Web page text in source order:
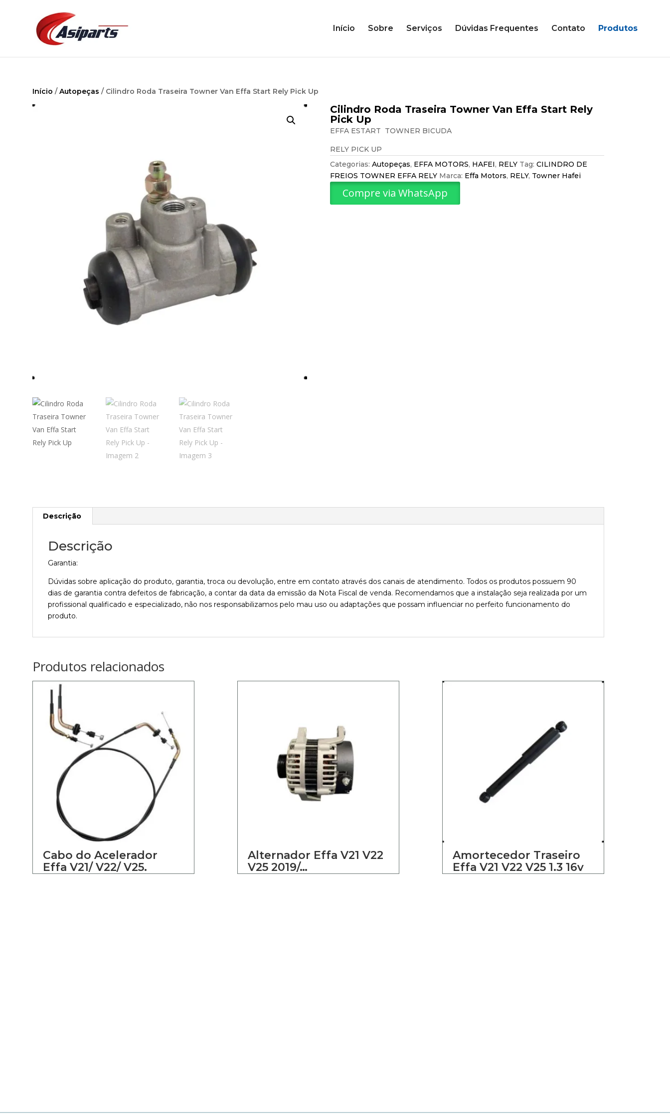
Início Sobre Serviços Dúvidas Frequentes Contato Produtos
Início /Autopeças / Cilindro Roda Traseira Towner Van Effa Start Rely Pick Up
Cilindro Roda Traseira Towner Van Effa Start Rely
Pick Up
EFFA ESTART TOWNER BICUDA
RELY PICK UP
Categorias: Autopeças, EFFA MOTORS, HAFEI, RELY Tag: CILINDRO DE
FREIOS TOWNER EFFA RELY Marca: Effa Motors, RELY, Towner Hafei
Compre via WhatsApp
Descrição
Descrição
Garantia:
Dúvidas sobre aplicação do produto, garantia, troca ou devolução, entre em contato através dos canais de atendimento. Todos os produtos possuem 90
dias de garantia contra defeitos de fabricação, a contar da data da emissão da Nota Fiscal de venda. Recomendamos que a instalação seja realizada por um
profissional qualificado e especializado, não nos responsabilizamos pelo mau uso ou adaptações que possam influenciar no perfeito funcionamento do
produto.
Produtos relacionados
Cabo do Acelerador
Effa V21/ V22/ V25.
Alternador Effa V21 V22
V25 2019/…
Amortecedor Traseiro
Effa V21 V22 V25 1.3 16v